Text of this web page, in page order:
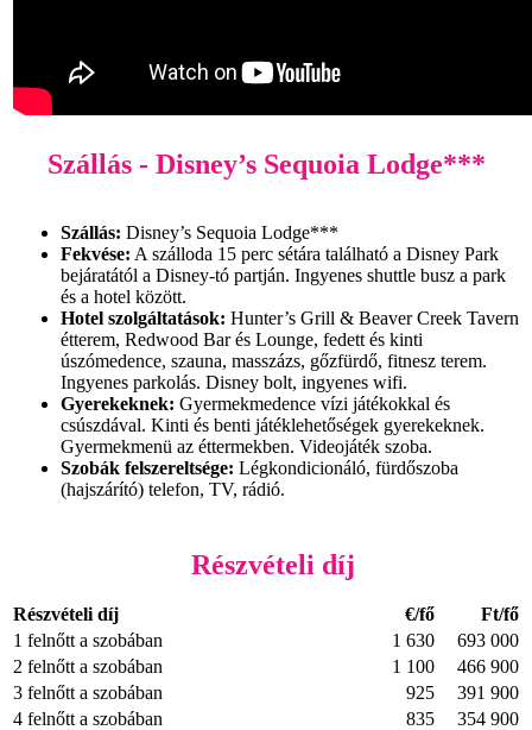
Szállás - Disney’s Sequoia Lodge***
Szállás: Disney’s Sequoia Lodge***
Fekvése: A szálloda 15 perc sétára található a Disney Park
bejáratától a Disney-tó partján. Ingyenes shuttle busz a park
és a hotel között.
Hotel szolgáltatások: Hunter’s Grill & Beaver Creek Tavern
étterem, Redwood Bar és Lounge, fedett és kinti
úszómedence, szauna, masszázs, gőzfürdő, fitnesz terem.
Ingyenes parkolás. Disney bolt, ingyenes wifi.
Gyerekeknek: Gyermekmedence vízi játékokkal és
csúszdával. Kinti és benti játéklehetőségek gyerekeknek.
Gyermekmenü az éttermekben. Videojáték szoba.
Szobák felszereltsége: Légkondicionáló, fürdőszoba
(hajszárító) telefon, TV, rádió.
Részvételi díj
Részvételi díj €/fő
Ft/fő
1 felnőtt a szobában
1 630
693 000
2 felnőtt a szobában
1 100
466 900
3 felnőtt a szobában
925
391 900
4 felnőtt a szobában
835
354 900